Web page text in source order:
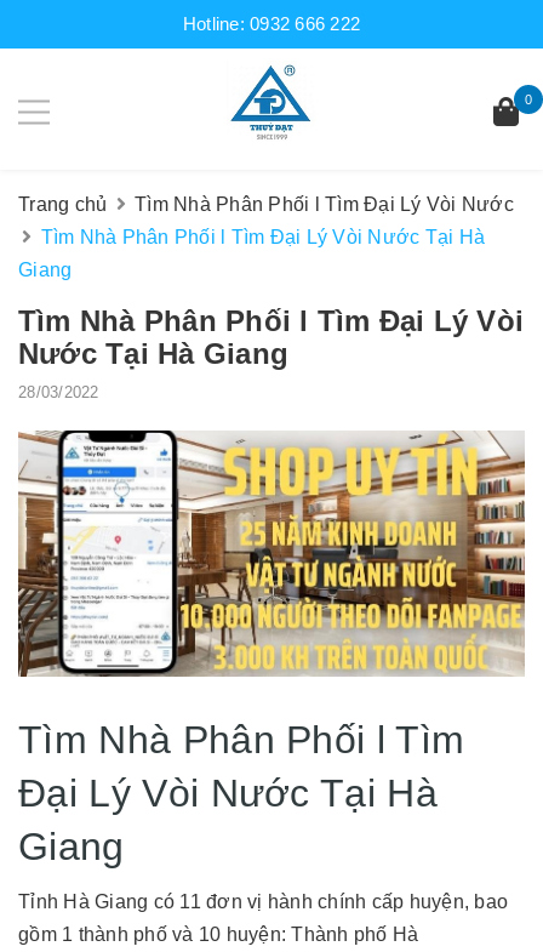
Hotline:0932 666 222
0
Trang chủ
Tìm Nhà Phân Phối l Tìm Đại Lý Vòi Nước
Tìm Nhà Phân Phối l Tìm Đại Lý Vòi Nước Tại Hà
Giang
Tìm Nhà Phân Phối l Tìm Đại Lý Vòi
Nước Tại Hà Giang
28/03/2022
Tìm Nhà Phân Phối l Tìm
Đại Lý Vòi Nước Tại Hà
Giang
Tỉnh Hà Giang có 11 đơn vị hành chính cấp huyện, bao
gồm 1 thành phố và 10 huyện: Thành phố Hà